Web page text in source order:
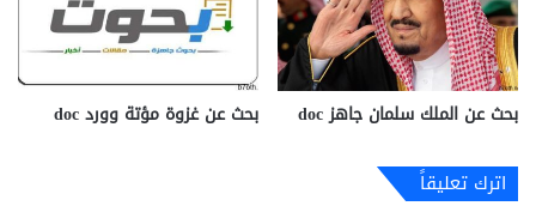
بحث عن الملك سلمان جاهز doc‎ بحث عن غزوة مؤتة وورد doc
اترك تعليقاً